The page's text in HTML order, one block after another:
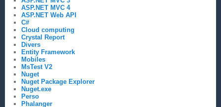
ASP.NET MVC 4
ASP.NET Web API
C#
Cloud computing
Crystal Report
Divers
Entity Framework
Mobiles
MsTest V2
Nuget
Nuget Package Explorer
Nuget.exe
Perso
Phalanger